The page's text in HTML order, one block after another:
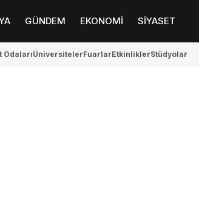
GÜNDEM EKONOMİ SİYASET
OdalarıÜniversitelerFuarlarEtkinliklerStüdyolar